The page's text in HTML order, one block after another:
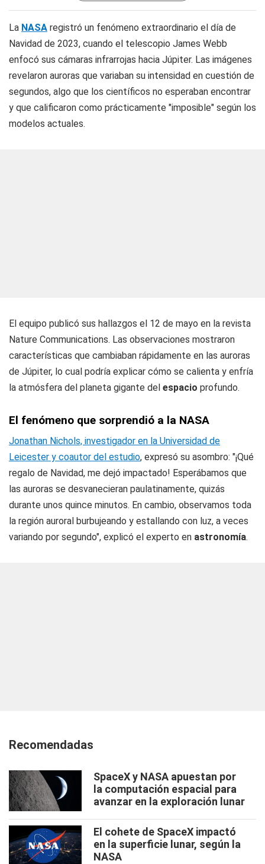
La NASA registró un fenómeno extraordinario el día de
Navidad de 2023, cuando el telescopio James Webb
enfocó sus cámaras infrarrojas hacia Júpiter. Las imágenes
revelaron auroras que variaban su intensidad en cuestión de
segundos, algo que los científicos no esperaban encontrar
y que calificaron como prácticamente "imposible" según los
modelos actuales.
El equipo publicó sus hallazgos el 12 de mayo en la revista
Nature Communications. Las observaciones mostraron
características que cambiaban rápidamente en las auroras
de Júpiter, lo cual podría explicar cómo se calienta y enfría
la atmósfera del planeta gigante del espacio profundo.
El fenómeno que sorprendió a la NASA
Jonathan Nichols, investigador en la Universidad de
Leicester y coautor del estudio, expresó su asombro: "¡Qué
regalo de Navidad, me dejó impactado! Esperábamos que
las auroras se desvanecieran paulatinamente, quizás
durante unos quince minutos. En cambio, observamos toda
la región auroral burbujeando y estallando con luz, a veces
variando por segundo", explicó el experto en astronomía.
Recomendadas
SpaceX y NASA apuestan por
la computación espacial para
avanzar en la exploración lunar
El cohete de SpaceX impactó
en la superficie lunar, según la
NASA